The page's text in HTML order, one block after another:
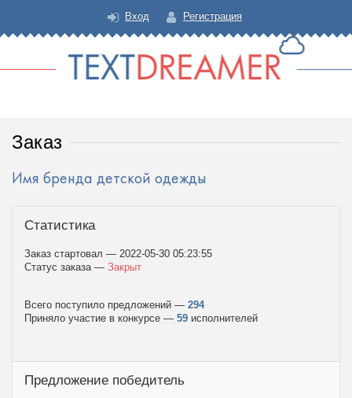
Вход Регистрация
Заказ
Имя бренда детской одежды
Статистика
Заказ стартовал — 2022-05-30 05:23:55
Статус заказа — Закрыт
Всего поступило предложений — 294
Приняло участие в конкурсе — 59 исполнителей
Предложение победитель